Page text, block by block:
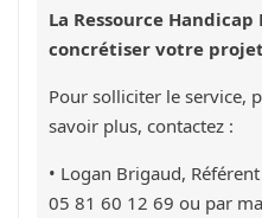
La Ressource
concrétiser votre
Pour solliciter le service,
savoir plus, contactez :
• Logan Brigaud,
05 81 60 12 69 ou par